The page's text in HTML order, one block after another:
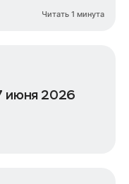
Читать 1 минута
июня 2026